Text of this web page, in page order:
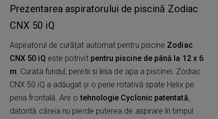
Prezentarea aspiratorului de piscină Zodiac
CNX 50 iQ
Aspiratorul de curățat automat pentru piscine Zodiac
CNX 50 iQ este potrivit pentru piscine de până la 12 x 6
m. Curata fundul, peretii si linia de apa a piscinei. Zodiac
CNX 50 iQ a adăugat și o perie rotativă spate Helix pe
peria frontală. Are otehnologie Cyclonic patentată,
datorită căreia nu pierde puterea de aspirare în timpul